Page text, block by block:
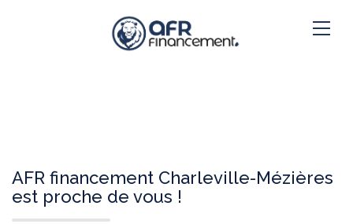
AFR financement Charleville-Mézières
est proche de vous !